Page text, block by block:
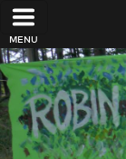
Direkt zum Inhalt